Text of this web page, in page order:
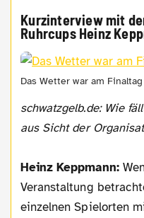
Kurzinterview mit
Ruhrcups Heinz
Das Wetter war am
schwatzgelb.de: Wie
aus Sicht der
Heinz Keppmann:
Veranstaltung
einzelnen Spielorten